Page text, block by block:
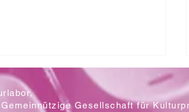
Gesellschaft für